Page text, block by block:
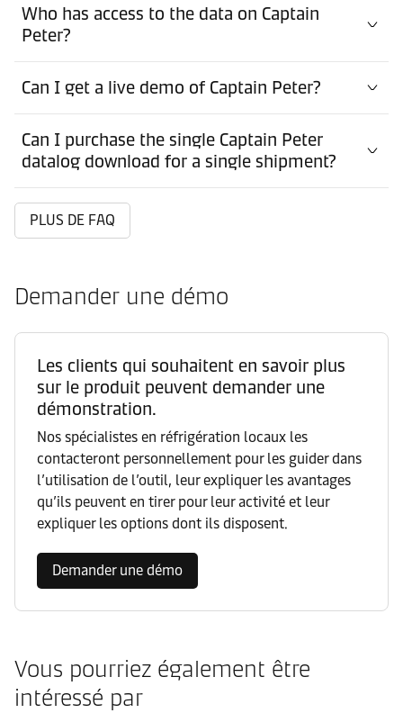
Who has access to the data on Captain
Peter?
Can I get a live demo of Captain Peter?
Can I purchase the single Captain Peter
datalog download for a single shipment?
PLUS DE FAQ
Demander une démo
Les clients qui souhaitent en savoir plus
sur le produit peuvent demander une
démonstration.
Nos spécialistes en réfrigération locaux les
contacteront personnellement pour les guider dans
l’utilisation de l’outil, leur expliquer les avantages
qu’ils peuvent en tirer pour leur activité et leur
expliquer les options dont ils disposent.
Demander une démo
Vous pourriez également être
intéressé par